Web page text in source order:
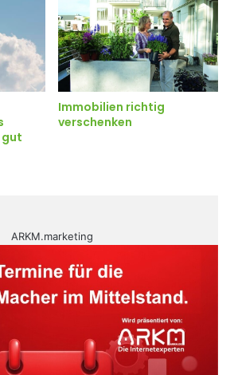
Immobilien richtig
verschenken
ARKM.marketing